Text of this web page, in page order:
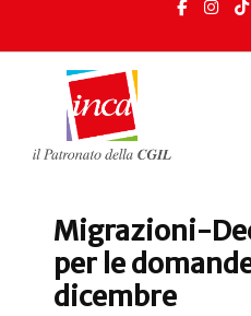
Migrazioni-
per le
dicembre